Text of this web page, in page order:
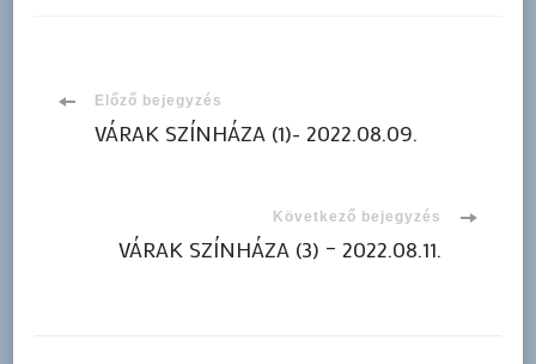
Bejegyzések
Előző bejegyzés
VÁRAK SZÍNHÁZA (1)- 2022.08.09.
Következő bejegyzés
VÁRAK SZÍNHÁZA (3) – 2022.08.11.